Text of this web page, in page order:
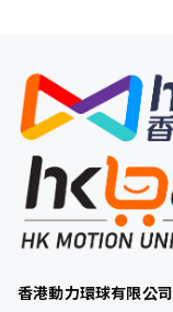
香港動力環球有限公司